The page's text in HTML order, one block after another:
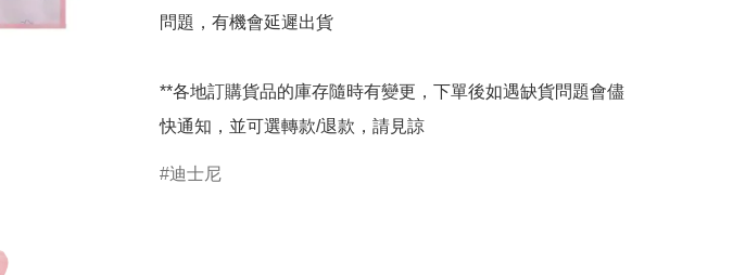
問題，有機會延遲出貨
**各地訂購貨品的庫存隨時有變更，下單後如遇缺貨問題會儘
快通知，並可選轉款/退款，請見諒
迪士尼